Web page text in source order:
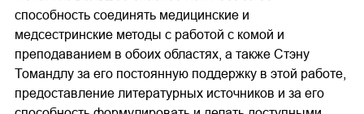
способность соединять медицинские и
медсестринские методы с работой с комой и
преподаванием в обоих областях, а также Стэну
Томандлу за его постоянную поддержку в этой работе,
предоставление литературных источников и за его